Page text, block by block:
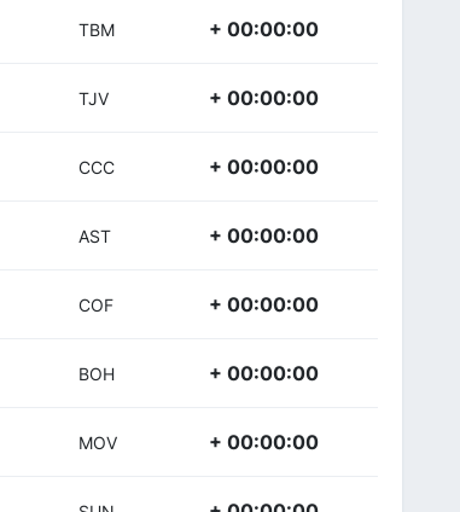
TBM + 00:00:00
TJV + 00:00:00
CCC + 00:00:00
AST + 00:00:00
COF + 00:00:00
BOH + 00:00:00
MOV + 00:00:00